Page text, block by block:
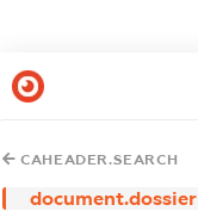
CAHEADER.SEARCH
document.dossier